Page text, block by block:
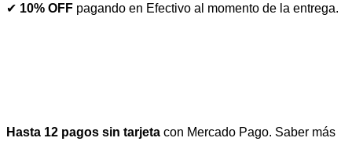
✔ 10% OFF pagando en Efectivo al momento de la entrega.
Hasta 12 pagos sin tarjeta con Mercado Pago. Saber más